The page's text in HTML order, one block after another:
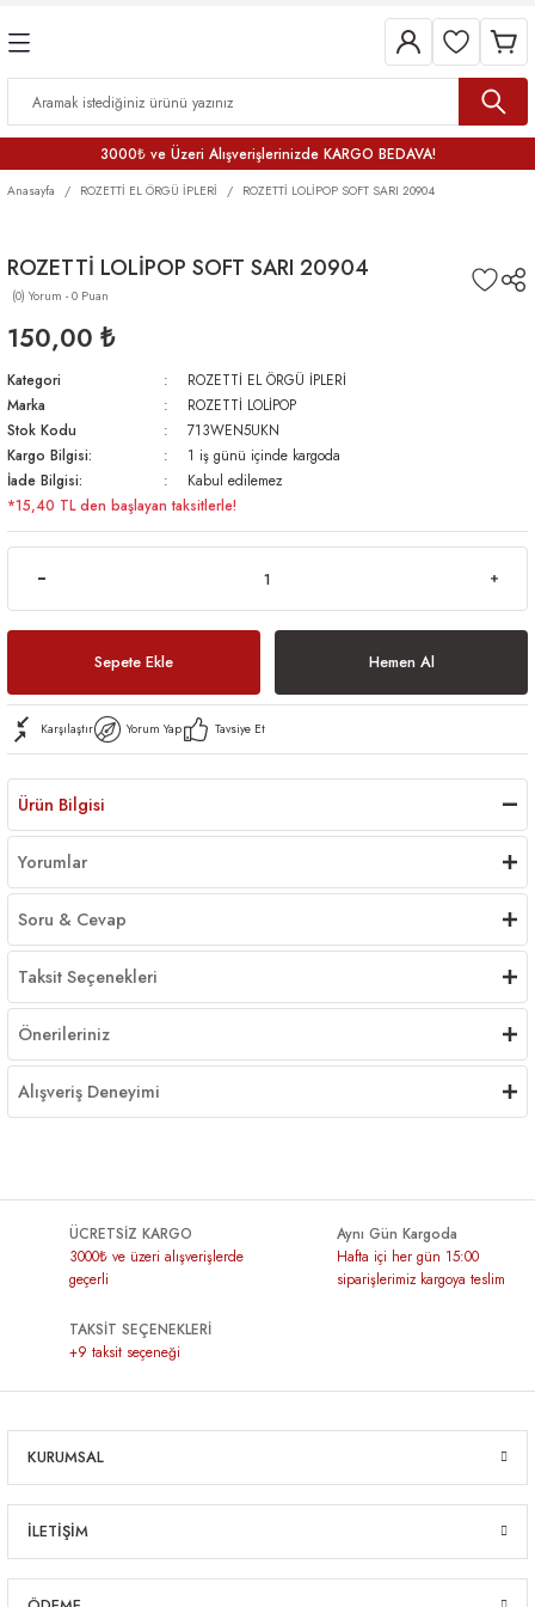
3000₺ ve Üzeri Alışverişlerinizde KARGO BEDAVA!
Anasayfa ROZETTİ EL ÖRGÜ İPLERİ ROZETTİ LOLİPOP SOFT SARI 20904
ROZETTİ LOLİPOP SOFT SARI 20904
(0) Yorum - 0 Puan
150,00 ₺
Kategori
ROZETTİ EL ÖRGÜ İPLERİ
Marka
ROZETTİ LOLİPOP
Stok Kodu
713WEN5UKN
Kargo Bilgisi:
1 iş günü içinde kargoda
İade Bilgisi:
Kabul edilemez
*15,40 TL den başlayan taksitlerle!
Sepete Ekle Hemen Al
Karşılaştır Yorum Yap Tavsiye Et
Ürün Bilgisi
Yorumlar
Soru & Cevap
Taksit Seçenekleri
Önerileriniz
Alışveriş Deneyimi
ÜCRETSİZ KARGO
3000₺ ve üzeri alışverişlerde
geçerli
Aynı Gün Kargoda
Hafta içi her gün 15:00
siparişlerimiz kargoya teslim
TAKSİT SEÇENEKLERİ
+9 taksit seçeneği
KURUMSAL
İLETİŞİM